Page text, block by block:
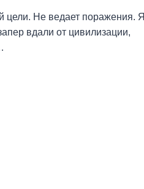
цели. Не ведает поражения. Я
вдали от цивилизации,